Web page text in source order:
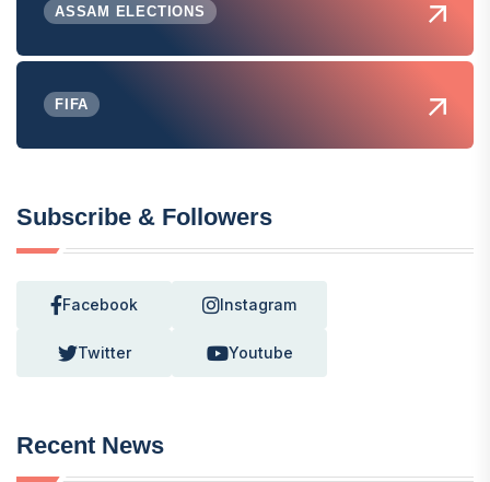
ASSAM ELECTIONS
FIFA
Subscribe & Followers
Facebook Instagram
Twitter Youtube
Recent News